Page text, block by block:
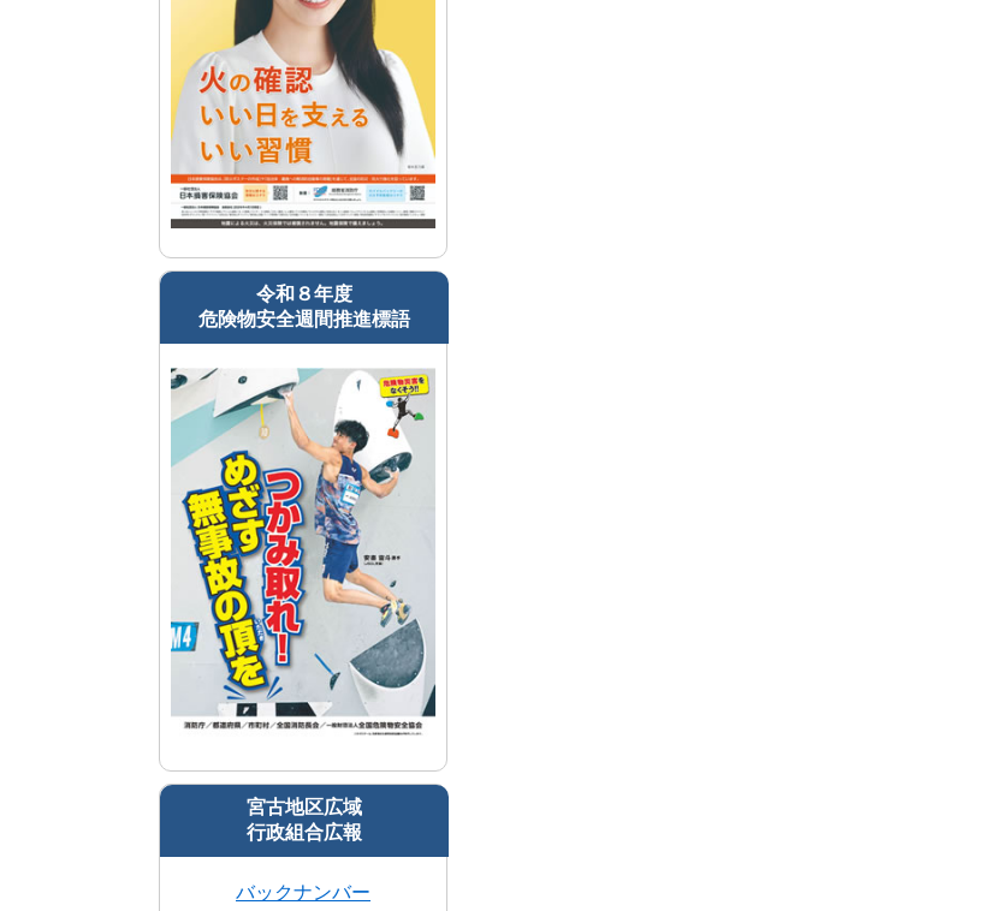
令和８年度
危険物安全週間推進標語
宮古地区広域
行政組合広報
バックナンバー